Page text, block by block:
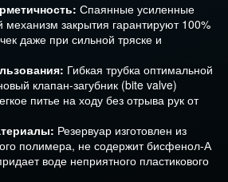
Спаянные усиленные
закрытия гарантируют 100%
даже при сильной тряске и
Гибкая трубка оптимальной
клапан-загубник (bite valve)
питье на ходу без отрыва рук от
Резервуар изготовлен из
полимера, не содержит бисфенол-А
воде неприятного пластикового